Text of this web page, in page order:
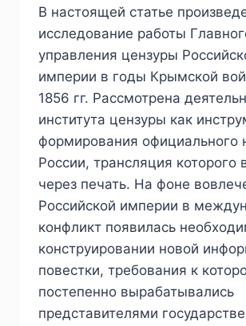
В настоящей статье
исследование работы
управления цензуры
империи в годы Крымской
1856 гг. Рассмотрена
института цензуры как
формирования официального
России, трансляция которого
через печать. На фоне
Российской империи в
конфликт появилась
конструировании новой
повестки, требования к
постепенно вырабатывались
представителями